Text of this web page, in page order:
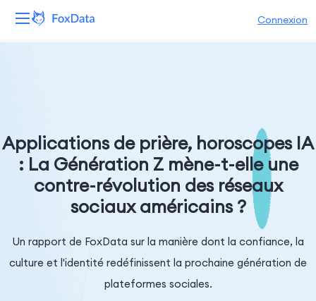
Connexion
Ressources
Entreprise
Applications de prière, horoscopes IA
: La Génération Z mène-t-elle une
contre-révolution des réseaux
sociaux américains ?
Un rapport de FoxData sur la manière dont la confiance, la
culture et l'identité redéfinissent la prochaine génération de
plateformes sociales.